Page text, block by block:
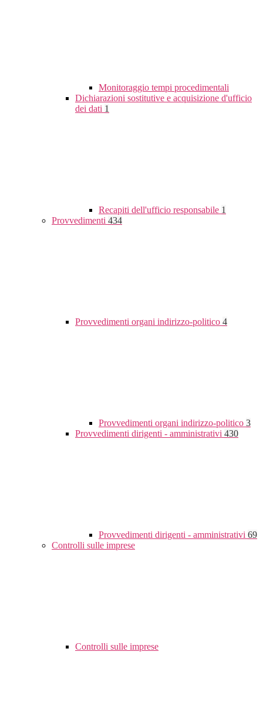
Monitoraggio tempi procedimentali
Dichiarazioni sostitutive e acquisizione d'ufficio
dei dati 1
Recapiti dell'ufficio responsabile 1
Provvedimenti 434
Provvedimenti organi indirizzo-politico 4
Provvedimenti organi indirizzo-politico 3
Provvedimenti dirigenti - amministrativi 430
Provvedimenti dirigenti - amministrativi 69
Controlli sulle imprese
Controlli sulle imprese